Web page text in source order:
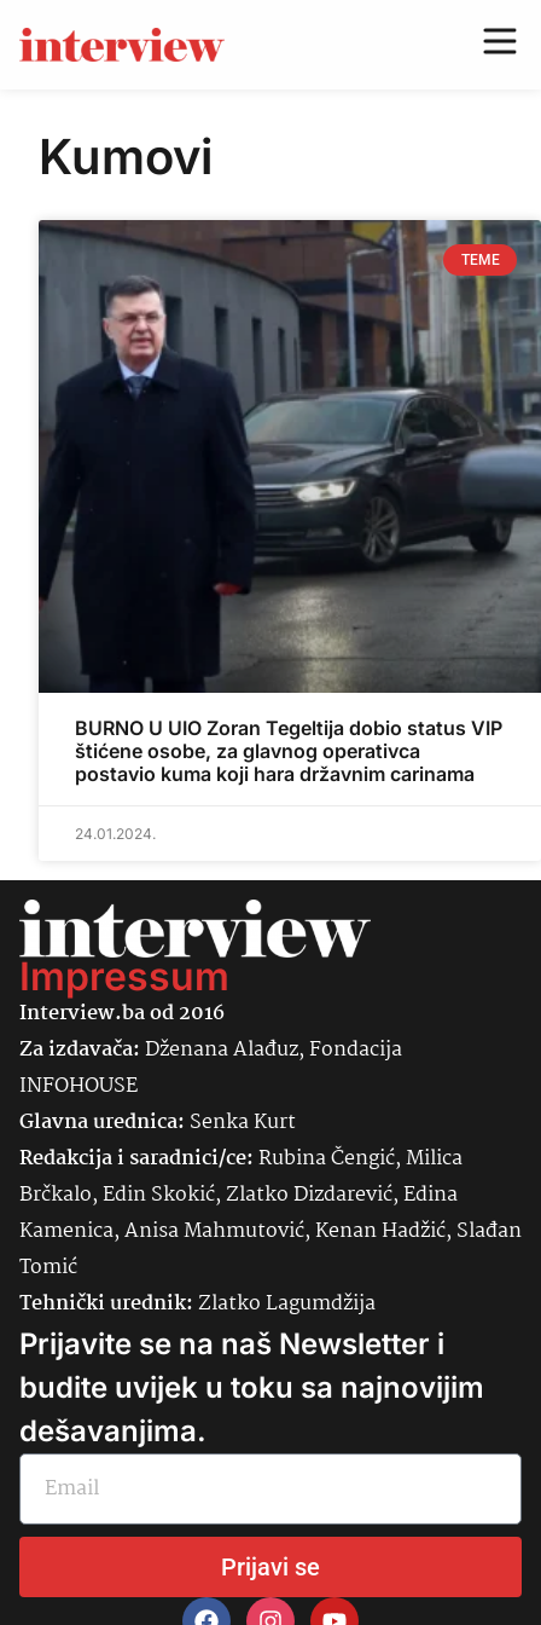
Kumovi
TEME
BURNO U UIO Zoran Tegeltija dobio status VIP
štićene osobe, za glavnog operativca
postavio kuma koji hara državnim carinama
24.01.2024.
Impressum
Interview.ba od 2016
Za izdavača:Dženana Alađuz, Fondacija
INFOHOUSE
Glavna urednica: SenkaKurt
Redakcija i saradnici/ce:Rubina Čengić, Milica
Brčkalo, Edin Skokić, Zlatko Dizdarević, Edina
Kamenica, Anisa Mahmutović, Kenan Hadžić, Slađan
Tomić
Tehnički urednik:Zlatko Lagumdžija
Prijavite se na naš Newsletter i
budite uvijek u toku sa najnovijim
dešavanjima.
Prijavi se